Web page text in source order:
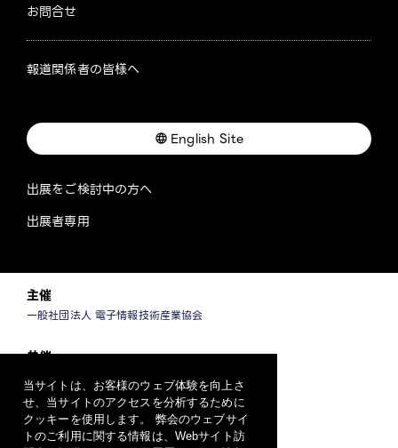
当サイトは、お客様のウェブ体験を向上さ
せ、当サイトのアクセスを分析するために
クッキーを使用します。 弊会のウェブサイ
トのご利用に関する情報は、Webサイト訪
お問合せ
報道関係者の皆様へ
English Site
出展をご検討中の方へ
出展者専用
主催
一般社団法人 電子情報技術産業協会
共催
一般社団法人 情報通信ネットワーク産業協会
一般社団法人 ソフトウェア協会
運営